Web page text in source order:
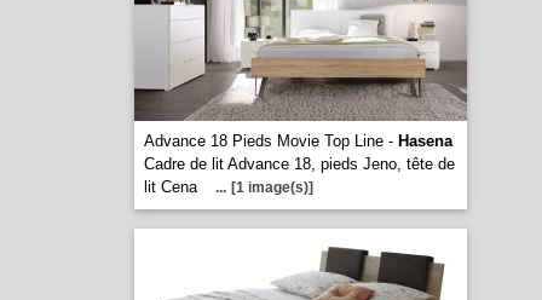
Advance 18 Pieds Movie Top Line - Hasena
Cadre de lit Advance 18, pieds Jeno, tête de
lit Cena
... [1 image(s)]